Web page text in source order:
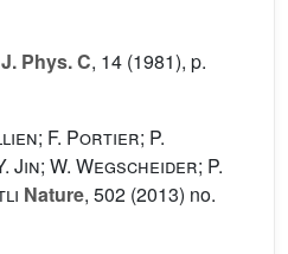
J. Phys. C, 14 (1981), p.
F. Portier; P.
Jin; W. Wegscheider; P.
Nature, 502 (2013) no.